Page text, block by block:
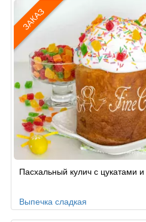
ЗАКАЗ
поПасхальный кулич с цукатами
Выпечка сладкая